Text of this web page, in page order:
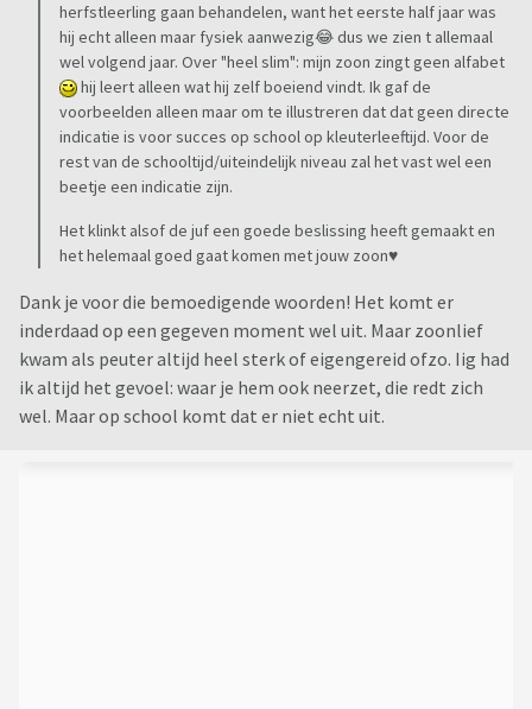
herfstleerling gaan behandelen, want het eerste half jaar was
hij echt alleen maar fysiek aanwezig😂 dus we zien t allemaal
wel volgend jaar. Over "heel slim": mijn zoon zingt geen alfabet
hij leert alleen wat hij zelf boeiend vindt. Ik gaf de
voorbeelden alleen maar om te illustreren dat dat geen directe
indicatie is voor succes op school op kleuterleeftijd. Voor de
rest van de schooltijd/uiteindelijk niveau zal het vast wel een
beetje een indicatie zijn.
Het klinkt alsof de juf een goede beslissing heeft gemaakt en
het helemaal goed gaat komen met jouw zoon♥️
Dank je voor die bemoedigende woorden! Het komt er
inderdaad op een gegeven moment wel uit. Maar zoonlief
kwam als peuter altijd heel sterk of eigengereid ofzo. Iig had
ik altijd het gevoel: waar je hem ook neerzet, die redt zich
wel. Maar op school komt dat er niet echt uit.